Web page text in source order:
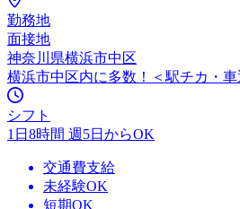
勤務地
面接地
神奈川県横浜市中区
横浜市中区内に多数！＜駅チカ・車
シフト
1日8時間 週5日からOK
交通費支給
未経験OK
短期OK